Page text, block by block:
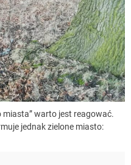
miasta” warto jest reagować.
jednak zielone miasto: